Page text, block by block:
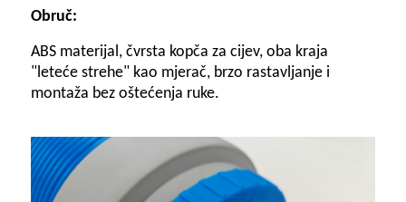
Obruč:
ABS materijal, čvrsta kopča za cijev, oba kraja
"leteće strehe" kao mjerač, brzo rastavljanje i
montaža bez oštećenja ruke.